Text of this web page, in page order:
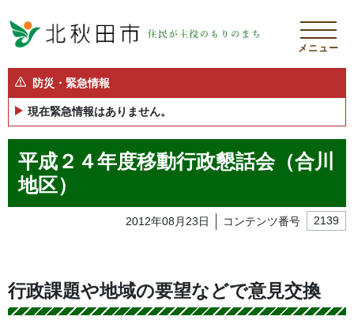
メニュー
防災・緊急情報
現在緊急情報はありません。
平成２４年度移動行政懇話会（合川
地区）
2012年08月23日 コンテンツ番号 2139
行政課題や地域の要望などで意見交換